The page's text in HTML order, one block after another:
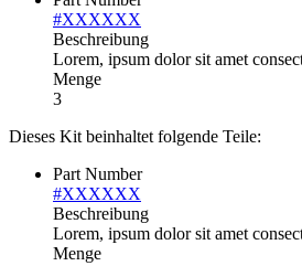
#XXXXXX
Beschreibung
Lorem, ipsum dolor sit amet
Menge
3
Dieses Kit beinhaltet folgende Teile:
Part Number
#XXXXXX
Beschreibung
Lorem, ipsum dolor sit amet
Menge